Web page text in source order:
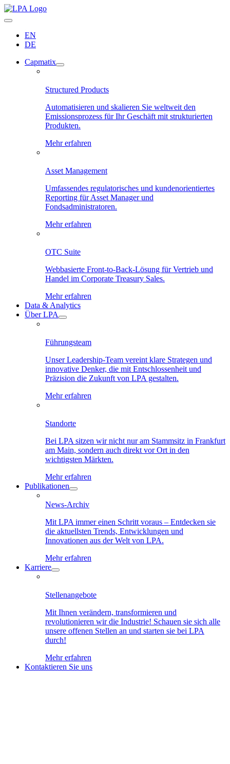
EN
DE
Capmatix
Structured Products
Automatisieren und skalieren Sie weltweit den
Emissionsprozess für Ihr Geschäft mit strukturierten
Produkten.
Mehr erfahren
Asset Management
Umfassendes regulatorisches und kundenorientiertes
Reporting für Asset Manager und
Fondsadministratoren.
Mehr erfahren
OTC Suite
Webbasierte Front-to-Back-Lösung für Vertrieb und
Handel im Corporate Treasury Sales.
Mehr erfahren
Data & Analytics
Über LPA
Führungsteam
Unser Leadership-Team vereint klare Strategen und
innovative Denker, die mit Entschlossenheit und
Präzision die Zukunft von LPA gestalten.
Mehr erfahren
Standorte
Bei LPA sitzen wir nicht nur am Stammsitz in Frankfurt
am Main, sondern auch direkt vor Ort in den
wichtigsten Märkten.
Mehr erfahren
Publikationen
News-Archiv
Mit LPA immer einen Schritt voraus – Entdecken sie
die aktuellsten Trends, Entwicklungen und
Innovationen aus der Welt von LPA.
Mehr erfahren
Karriere
Stellenangebote
Mit Ihnen verändern, transformieren und
revolutionieren wir die Industrie! Schauen sie sich alle
unsere offenen Stellen an und starten sie bei LPA
durch!
Mehr erfahren
Kontaktieren Sie uns